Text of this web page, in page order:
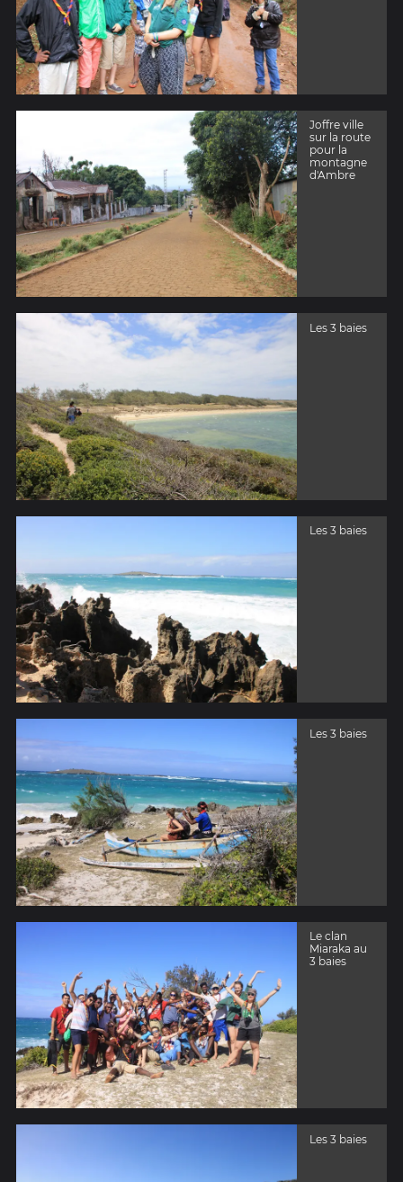
Joffre ville
sur la route
pour la
montagne
d'Ambre
Les 3 baies
Les 3 baies
Les 3 baies
Le clan
Miaraka au
3 baies
Les 3 baies